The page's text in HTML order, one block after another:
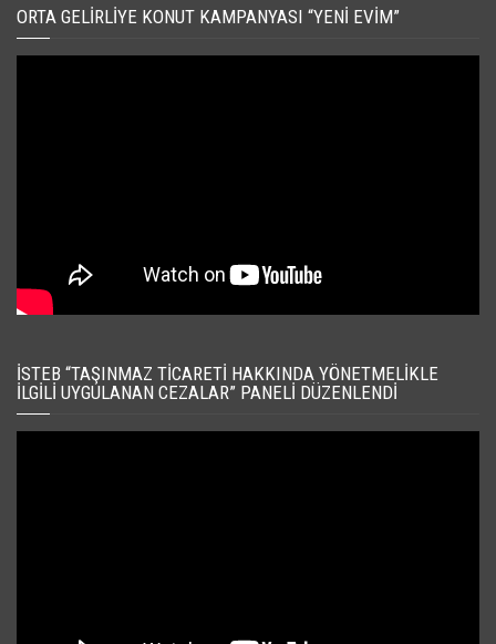
ORTA GELIRLIYE KONUT KAMPANYASI “YENI EVIM”
İSTEB “TAŞINMAZ TICARETI HAKKINDA YÖNETMELIKLE
İLGILI UYGULANAN CEZALAR” PANELI DÜZENLENDI